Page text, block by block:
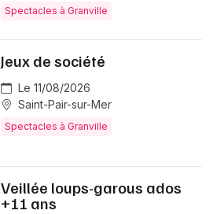
Spectacles à Granville
Jeux de société
Le 11/08/2026
Saint-Pair-sur-Mer
Spectacles à Granville
Veillée loups-garous ados
+11 ans